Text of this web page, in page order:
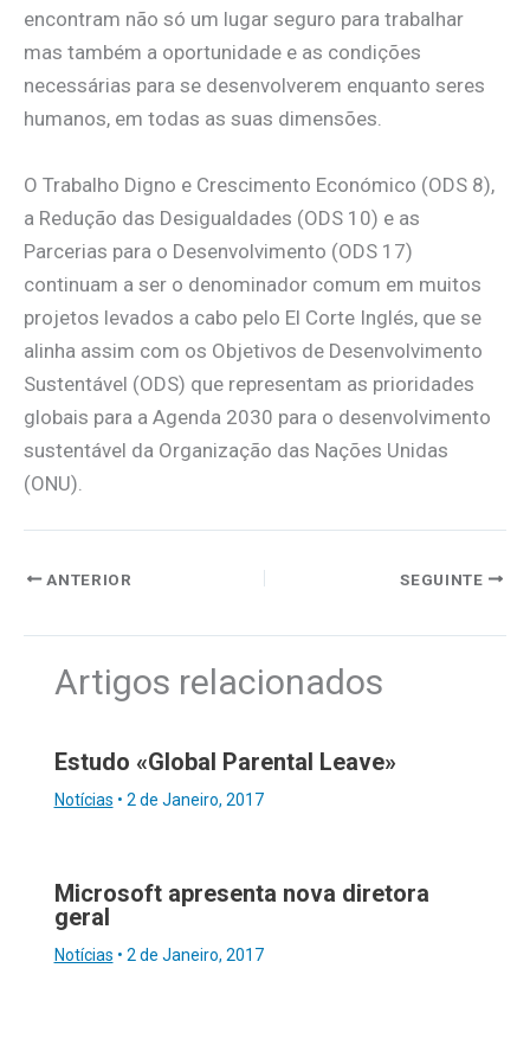
encontram não só um lugar seguro para trabalhar
mas também a oportunidade e as condições
necessárias para se desenvolverem enquanto seres
humanos, em todas as suas dimensões.
O Trabalho Digno e Crescimento Económico (ODS 8),
a Redução das Desigualdades (ODS 10) e as
Parcerias para o Desenvolvimento (ODS 17)
continuam a ser o denominador comum em muitos
projetos levados a cabo pelo El Corte Inglés, que se
alinha assim com os Objetivos de Desenvolvimento
Sustentável (ODS) que representam as prioridades
globais para a Agenda 2030 para o desenvolvimento
sustentável da Organização das Nações Unidas
(ONU).
ANTERIOR SEGUINTE
Artigos relacionados
Estudo «Global Parental Leave»
Notícias • 2 de Janeiro, 2017
Microsoft apresenta nova diretora
geral
Notícias • 2 de Janeiro, 2017